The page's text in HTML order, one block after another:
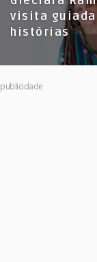
visita guiada
histórias
publicidade